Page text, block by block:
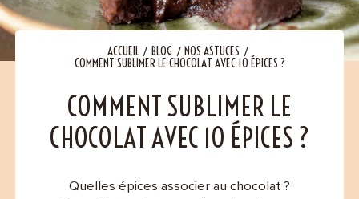
BLOG
À PROPOS
NOUS RENDRE VISITE
Contact
ACCUEIL BLOG NOS ASTUCES
COMMENT SUBLIMER LE CHOCOLAT AVEC 10 ÉPICES ?
COMMENT SUBLIMER LE
CHOCOLAT AVEC 10 ÉPICES ?
Quelles épices associer au chocolat ?
En laissant votre e-mail, vous obtenez l’accès à nos newsletters riches en
conseils, inspirations et informations sur nos dernières nouveautés. Bien sûr, se